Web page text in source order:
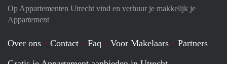
Op Appartementen Utrecht vind en verhuur je makkelijk je
Appartement
Over ons Contact Faq Voor Makelaars
Partners